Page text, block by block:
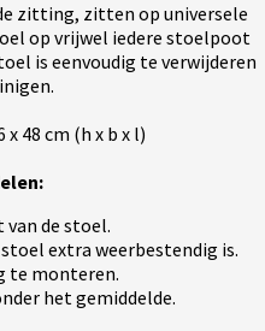
zitting, zitten op universele
op vrijwel iedere stoelpoot
is eenvoudig te verwijderen
48 cm (h x b x l)
de stoel.
extra weerbestendig is.
te monteren.
het gemiddelde.